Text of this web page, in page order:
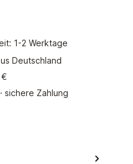
1-2 Werktage
Deutschland
sichere Zahlung